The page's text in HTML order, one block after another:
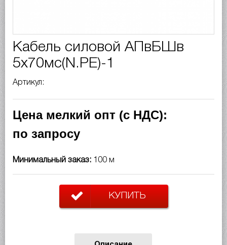
Кабель силовой АПвБШв
5х70мс(N.PE)-1
Артикул:
Цена мелкий опт (с НДС):
по запросу
Минимальный заказ: 100 м
КУПИТЬ